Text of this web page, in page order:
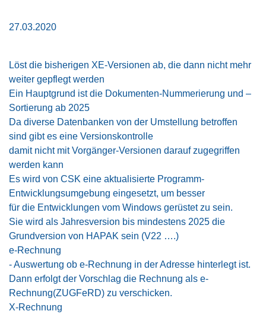
27.03.2020
Löst die bisherigen XE-Versionen ab, die dann nicht mehr
weiter gepflegt werden
Ein Hauptgrund ist die Dokumenten-Nummerierung und –
Sortierung ab 2025
Da diverse Datenbanken von der Umstellung betroffen
sind gibt es eine Versionskontrolle
damit nicht mit Vorgänger-Versionen darauf zugegriffen
werden kann
Es wird von CSK eine aktualisierte Programm-
Entwicklungsumgebung eingesetzt, um besser
für die Entwicklungen vom Windows gerüstet zu sein.
Sie wird als Jahresversion bis mindestens 2025 die
Grundversion von HAPAK sein (V22 ….)
e-Rechnung
- Auswertung ob e-Rechnung in der Adresse hinterlegt ist.
Dann erfolgt der Vorschlag die Rechnung als e-
Rechnung(ZUGFeRD) zu verschicken.
X-Rechnung